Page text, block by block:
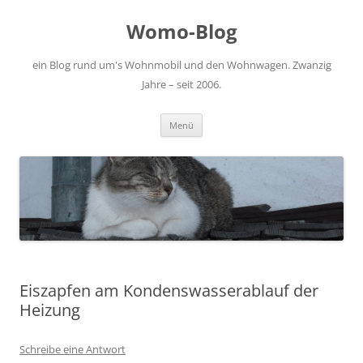
Womo-Blog
ein Blog rund um's Wohnmobil und den Wohnwagen. Zwanzig
Jahre – seit 2006.
Menü
Eiszapfen am Kondenswasserablauf der
Heizung
Schreibe eine Antwort